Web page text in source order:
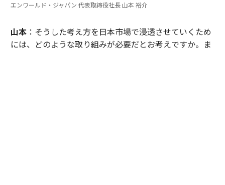
エンワールド・ジャパン 代表取締役社長 山本 裕介
山本：そうした考え方を日本市場で浸透させていくため
には、どのような取り組みが必要だとお考えですか。ま